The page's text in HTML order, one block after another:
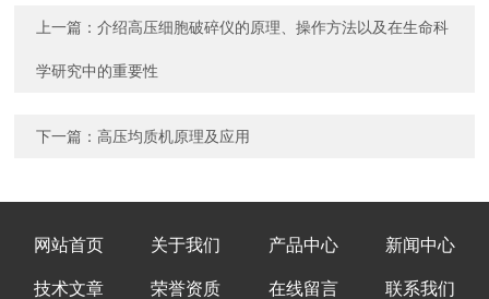
上一篇：介绍高压细胞破碎仪的原理、操作方法以及在生命科
学研究中的重要性
下一篇：高压均质机原理及应用
网站首页 关于我们 产品中心 新闻中心
技术文章 荣誉资质 在线留言 联系我们